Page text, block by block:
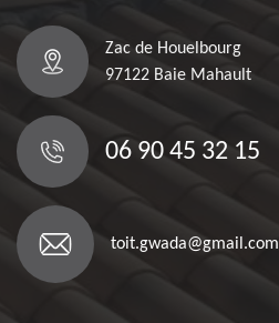
Zac de Houelbourg
97122 Baie Mahault
06 90 45 32 15
toit.gwada@gmail.com